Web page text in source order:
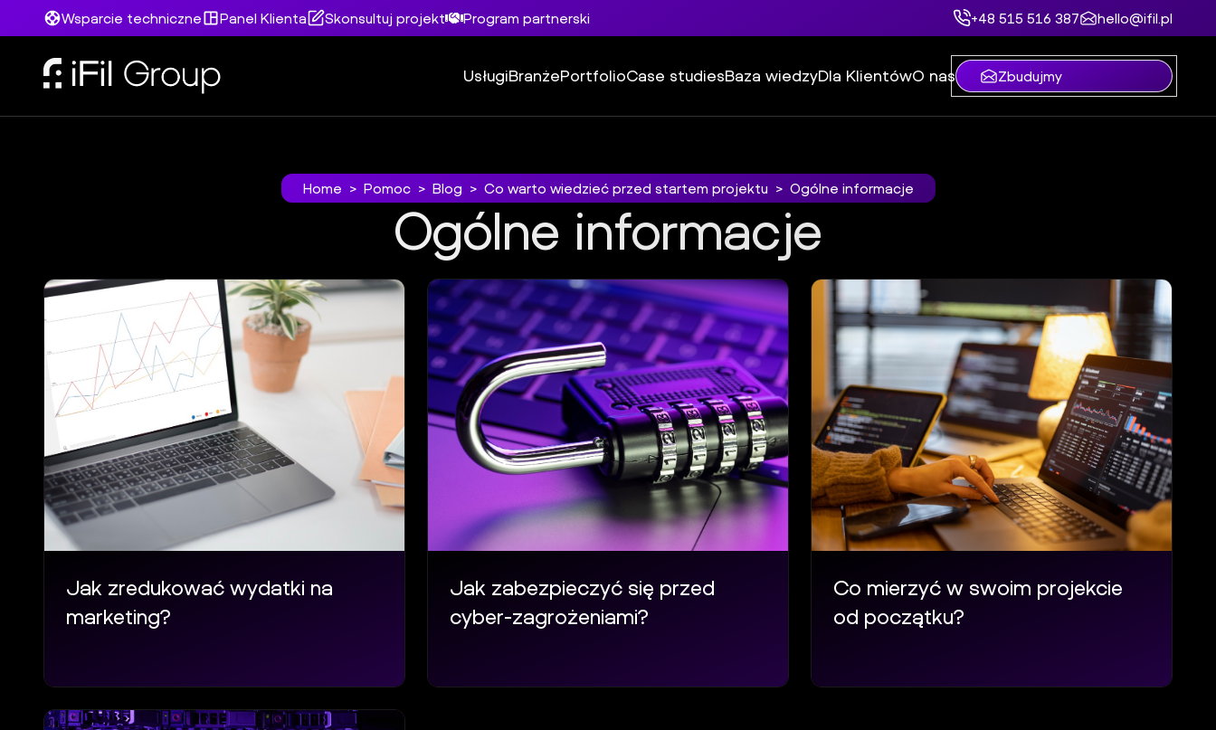
Wsparcie techniczne Panel Klienta Skonsultuj projekt Program partnerski +48 515 516 387 hello@ifil.pl
UsługiBranżePortfolioCase studiesBaza wiedzyDla KlientówO nas Zbudujmy
Home > Pomoc > Blog > Co warto wiedzieć przed startem projektu > Ogólne informacje
Ogólne informacje
Ogólne informacje
Jak zredukować wydatki na
marketing?
Jak zabezpieczyć się przed
cyber-zagrożeniami?
Co mierzyć w swoim projekcie
od początku?